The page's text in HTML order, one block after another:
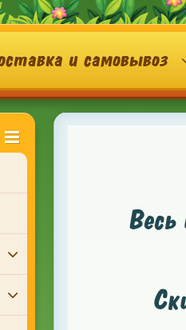
и самовывоз